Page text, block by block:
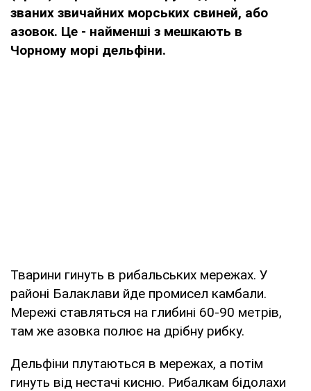
званих звичайних морських свиней, або
азовок. Це - найменші з мешкають в
Чорному морі дельфіни.
Тварини гинуть в рибальських мережах. У
районі Балаклави йде промисел камбали.
Мережі ставляться на глибині 60-90 метрів,
там же азовка полює на дрібну рибку.
Дельфіни плутаються в мережах, а потім
гинуть від нестачі кисню. Рибалкам бідолахи